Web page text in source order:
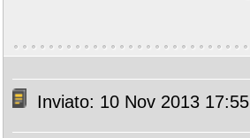
Inviato: 10 Nov 2013 17:55